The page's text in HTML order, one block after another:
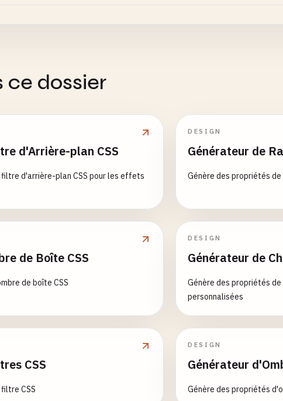
ce dossier
d'Arrière-plan CSS
d'arrière-plan CSS pour les effets
DESIGN
Générateur de
Génère des propriétés de
de Boîte CSS
de boîte CSS
DESIGN
Générateur de
Génère des propriétés de
personnalisées
CSS
CSS
DESIGN
Générateur
Génère des propriétés